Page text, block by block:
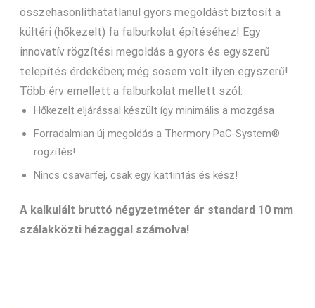
összehasonlíthatatlanul gyors megoldást biztosít a
kültéri (hőkezelt) fa falburkolat építéséhez! Egy
innovatív rögzítési megoldás a gyors és egyszerű
telepítés érdekében; még sosem volt ilyen egyszerű!
Több érv emellett a falburkolat mellett szól:
Hőkezelt eljárással készült így minimális a mozgása
Forradalmian új megoldás a Thermory PaC-System®
rögzítés!
Nincs csavarfej, csak egy kattintás és kész!
A kalkulált bruttó négyzetméter ár standard 10 mm
szálakközti hézaggal számolva!